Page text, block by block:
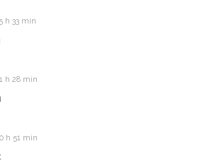
h 33 min
h 28 min
h 51 min